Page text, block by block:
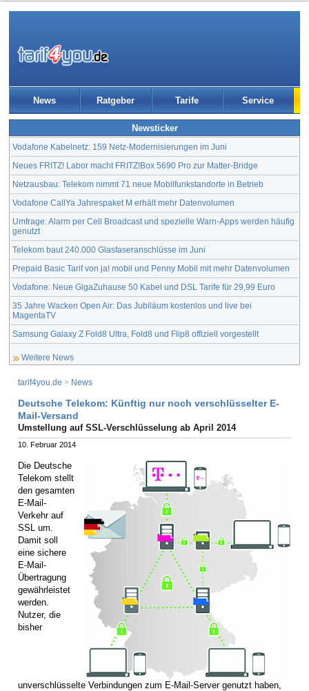
News Ratgeber Tarife Service
Newsticker
Vodafone Kabelnetz: 159 Netz-Modernisierungen im Juni
Neues FRITZ! Labor macht FRITZ!Box 5690 Pro zur Matter-Bridge
Netzausbau: Telekom nimmt 71 neue Mobilfunkstandorte in Betrieb
Vodafone CallYa Jahrespaket M erhält mehr Datenvolumen
Umfrage: Alarm per Cell Broadcast und spezielle Warn-Apps werden häufig
genutzt
Telekom baut 240.000 Glasfaseranschlüsse im Juni
Prepaid Basic Tarif von ja! mobil und Penny Mobil mit mehr Datenvolumen
Vodafone: Neue GigaZuhause 50 Kabel und DSL Tarife für 29,99 Euro
35 Jahre Wacken Open Air: Das Jubiläum kostenlos und live bei
MagentaTV
Samsung Galaxy Z Fold8 Ultra, Fold8 und Flip8 offiziell vorgestellt
Weitere News
tarif4you.de > News
Deutsche Telekom: Künftig nur noch verschlüsselter E-
Mail-Versand
Umstellung auf SSL-Verschlüsselung ab April 2014
10. Februar 2014
Die Deutsche
Telekom stellt
den gesamten
E-Mail-
Verkehr auf
SSL um.
Damit soll
eine sichere
E-Mail-
Übertragung
gewährleistet
werden.
Nutzer, die
bisher
unverschlüsselte Verbindungen zum E-Mail-Server genutzt haben,